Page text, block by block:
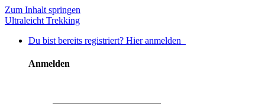
Zum Inhalt springen
Ultraleicht Trekking
Du bist bereits registriert? Hier anmelden
Anmelden